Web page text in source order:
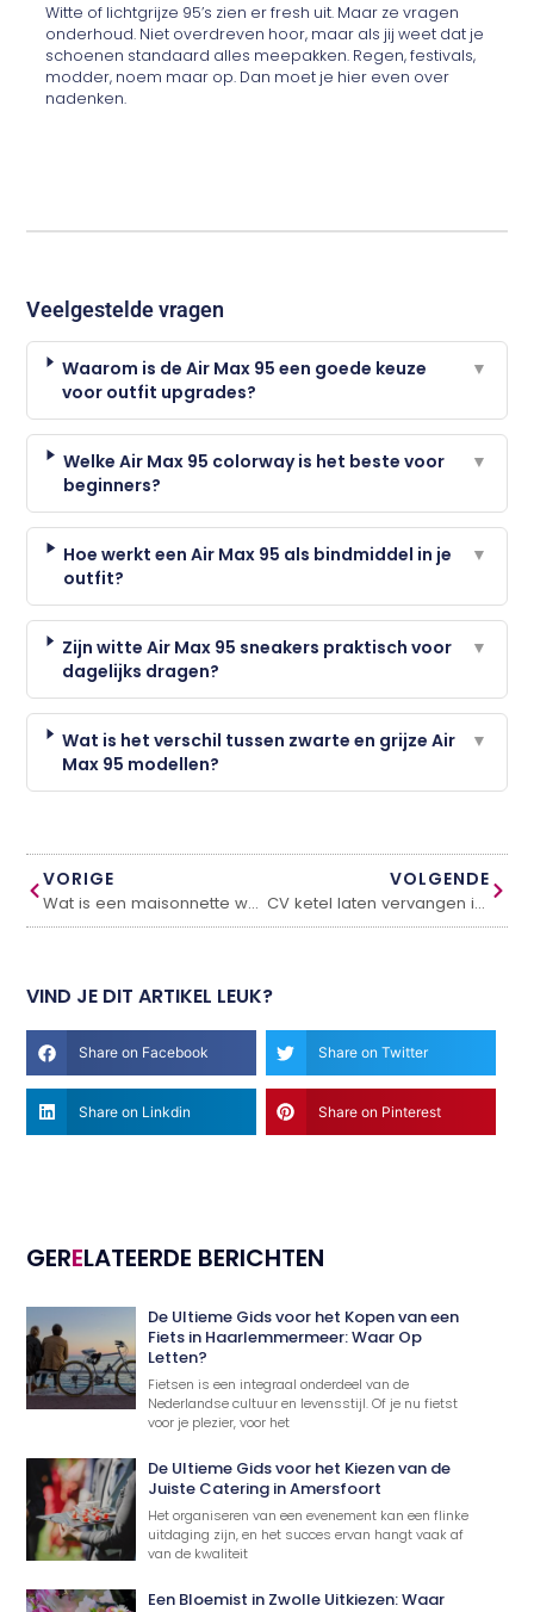
Witte of lichtgrijze 95’s zien er fresh uit. Maar ze vragen
onderhoud. Niet overdreven hoor, maar als jij weet dat je
schoenen standaard alles meepakken. Regen, festivals,
modder, noem maar op. Dan moet je hier even over
nadenken.
Veelgestelde vragen
Waarom is de Air Max 95 een goede keuze
voor outfit upgrades?
▼
Welke Air Max 95 colorway is het beste voor
beginners?
▼
Hoe werkt een Air Max 95 als bindmiddel in je
outfit?
▼
Zijn witte Air Max 95 sneakers praktisch voor
dagelijks dragen?
▼
Wat is het verschil tussen zwarte en grijze Air
Max 95 modellen?
▼
VORIGE
Wat is een maisonnette woning? Alles wat je moet weten
VOLGENDE
CV ketel laten vervangen in Den Haag, dit moet je weten
VIND JE DIT ARTIKEL LEUK?
Share on Facebook Share on Twitter
Share on Linkdin Share on Pinterest
GERELATEERDE BERICHTEN
De Ultieme Gids voor het Kopen van een
Fiets in Haarlemmermeer: Waar Op
Letten?
Fietsen is een integraal onderdeel van de
Nederlandse cultuur en levensstijl. Of je nu fietst
voor je plezier, voor het
De Ultieme Gids voor het Kiezen van de
Juiste Catering in Amersfoort
Het organiseren van een evenement kan een flinke
uitdaging zijn, en het succes ervan hangt vaak af
van de kwaliteit
Een Bloemist in Zwolle Uitkiezen: Waar